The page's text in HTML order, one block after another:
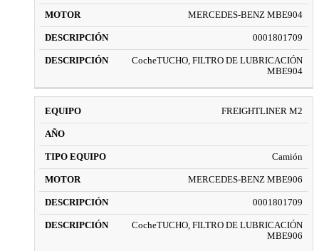
MERCEDES-BENZ MBE904
0001801709
CocheTUCHO, FILTRO DE LUBRICACIÓN
MBE904
FREIGHTLINER M2
Camión
MERCEDES-BENZ MBE906
0001801709
CocheTUCHO, FILTRO DE LUBRICACIÓN
MBE906